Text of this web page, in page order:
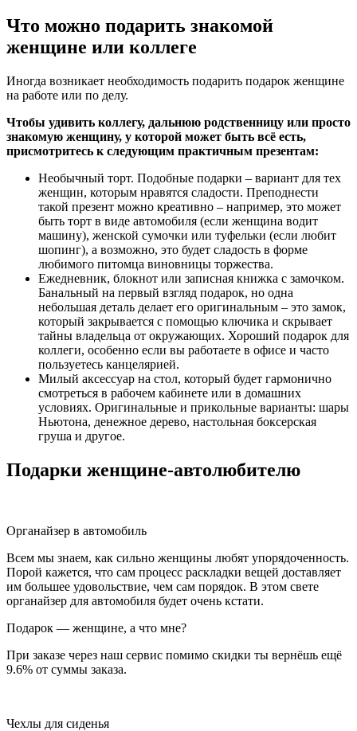
Что можно подарить знакомой
женщине или коллеге
Иногда возникает необходимость подарить подарок женщине
на работе или по делу.
Чтобы удивить коллегу, дальнюю родственницу или просто
знакомую женщину, у которой может быть всё есть,
присмотритесь к следующим практичным презентам:
Необычный торт. Подобные подарки – вариант для тех
женщин, которым нравятся сладости. Преподнести
такой презент можно креативно – например, это может
быть торт в виде автомобиля (если женщина водит
машину), женской сумочки или туфельки (если любит
шопинг), а возможно, это будет сладость в форме
любимого питомца виновницы торжества.
Ежедневник, блокнот или записная книжка с замочком.
Банальный на первый взгляд подарок, но одна
небольшая деталь делает его оригинальным – это замок,
который закрывается с помощью ключика и скрывает
тайны владельца от окружающих. Хороший подарок для
коллеги, особенно если вы работаете в офисе и часто
пользуетесь канцелярией.
Милый аксессуар на стол, который будет гармонично
смотреться в рабочем кабинете или в домашних
условиях. Оригинальные и прикольные варианты: шары
Ньютона, денежное дерево, настольная боксерская
груша и другое.
Подарки женщине-автолюбителю
Органайзер в автомобиль
Всем мы знаем, как сильно женщины любят упорядоченность.
Порой кажется, что сам процесс раскладки вещей доставляет
им большее удовольствие, чем сам порядок. В этом свете
органайзер для автомобиля будет очень кстати.
Подарок — женщине, а что мне?
При заказе через наш сервис помимо скидки ты вернёшь ещё
9.6% от суммы заказа.
Чехлы для сиденья